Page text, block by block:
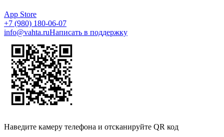
App Store
+7 (980) 180-06-07
info@vahta.ruНаписать в поддержку
Наведите камеру телефона и отсканируйте QR код